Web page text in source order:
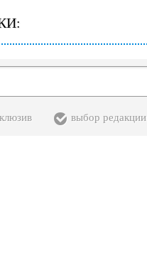
выбор редакции